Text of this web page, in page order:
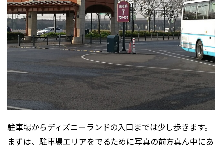
駐車場からディズニーランドの入口までは少し歩きます。
まずは、駐車場エリアをでるために写真の前方真ん中にあ